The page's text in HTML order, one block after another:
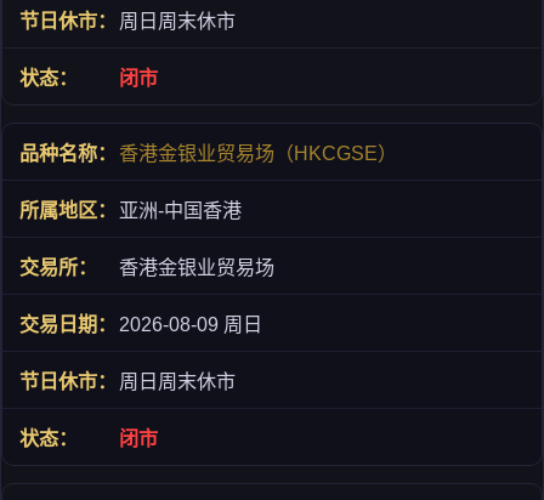
周日周末休市
闭市
香港金银业贸易场（HKCGSE）
亚洲-中国香港
香港金银业贸易场
2026-08-09 周日
周日周末休市
闭市